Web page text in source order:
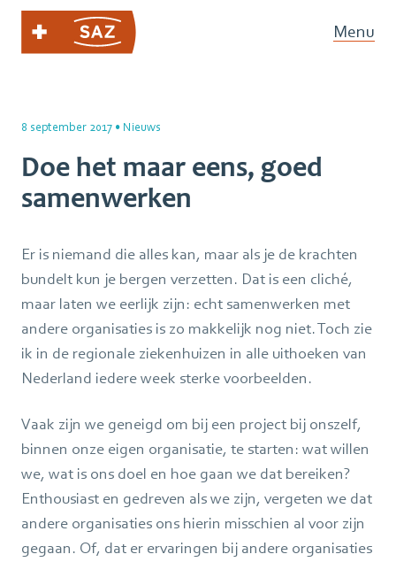
Menu
8 september 2017 • Nieuws
Doe het maar eens, goed
samenwerken
Er is niemand die alles kan, maar als je de krachten
bundelt kun je bergen verzetten. Dat is een cliché,
maar laten we eerlijk zijn: echt samenwerken met
andere organisaties is zo makkelijk nog niet. Toch zie
ik in de regionale ziekenhuizen in alle uithoeken van
Nederland iedere week sterke voorbeelden.
Vaak zijn we geneigd om bij een project bij onszelf,
binnen onze eigen organisatie, te starten: wat willen
we, wat is ons doel en hoe gaan we dat bereiken?
Enthousiast en gedreven als we zijn, vergeten we dat
andere organisaties ons hierin misschien al voor zijn
gegaan. Of, dat er ervaringen bij andere organisaties